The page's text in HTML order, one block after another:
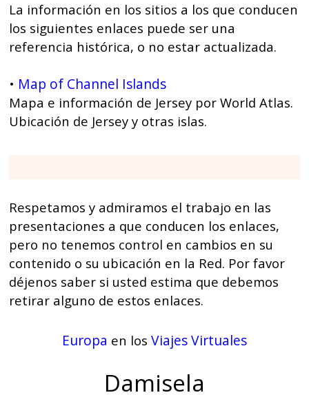
La información en los sitios a los que conducen
los siguientes enlaces puede ser una
referencia histórica, o no estar actualizada.
• Map of Channel Islands
Mapa e información de Jersey por World Atlas.
Ubicación de Jersey y otras islas.
Respetamos y admiramos el trabajo en las
presentaciones a que conducen los enlaces,
pero no tenemos control en cambios en su
contenido o su ubicación en la Red. Por favor
déjenos saber si usted estima que debemos
retirar alguno de estos enlaces.
Europa en los Viajes Virtuales
Damisela